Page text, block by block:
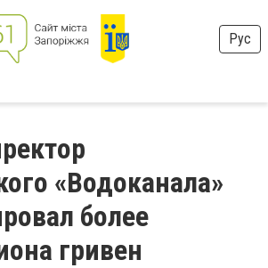
Рус
«Водоканала»
более
гривен